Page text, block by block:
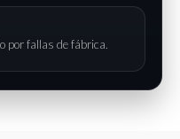
por fallas de fábrica.